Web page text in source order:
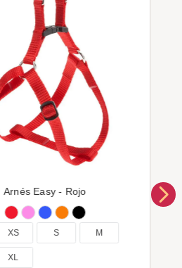
Arnés Easy - Rojo
XS S M
XL